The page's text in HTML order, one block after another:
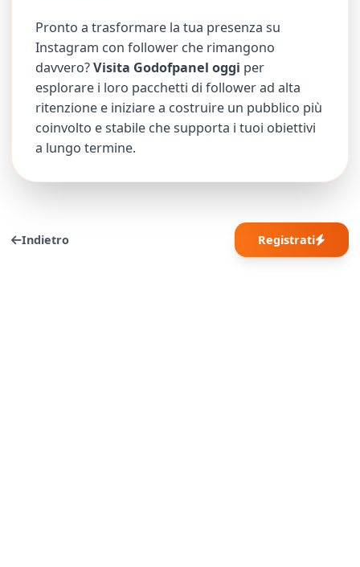
Pronto a trasformare la tua presenza su
Instagram con follower che rimangono
davvero?Visita Godofpanel oggi per
esplorare i loro pacchetti di follower ad alta
ritenzione e iniziare a costruire un pubblico più
coinvolto e stabile che supporta i tuoi obiettivi
a lungo termine.
Indietro Registrati